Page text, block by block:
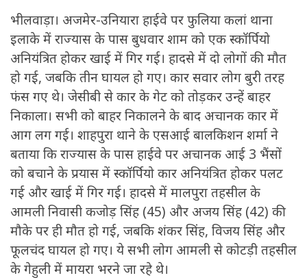
भीलवाड़ा। अजमेर-उनियारा हाईवे पर फुलिया कलां थाना
इलाके में राज्यास के पास बुधवार शाम को एक स्कॉर्पियो
अनियंत्रित होकर खाई में गिर गई। हादसे में दो लोगों की मौत
हो गई, जबकि तीन घायल हो गए। कार सवार लोग बुरी तरह
फंस गए थे। जेसीबी से कार के गेट को तोड़कर उन्हें बाहर
निकाला। सभी को बाहर निकालने के बाद अचानक कार में
आग लग गई। शाहपुरा थाने के एसआई बालकिशन शर्मा ने
बताया कि राज्यास के पास हाईवे पर अचानक आई 3 भैंसों
को बचाने के प्रयास में स्कॉर्पियो कार अनियंत्रित होकर पलट
गई और खाई में गिर गई। हादसे में मालपुरा तहसील के
आमली निवासी कजोड़ सिंह (45) और अजय सिंह (42) की
मौके पर ही मौत हो गई, जबकि शंकर सिंह, विजय सिंह और
फूलचंद घायल हो गए। ये सभी लोग आमली से कोटड़ी तहसील
के गेहुली में मायरा भरने जा रहे थे।